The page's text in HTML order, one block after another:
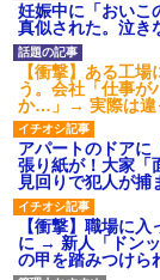
妊娠中に「おいこ
真似された。泣
【衝撃】ある工
う。会社「仕事が
か…」→ 実際は違
アパートのドアに
張り紙が！大家「
見回りで犯人が
【衝撃】職場に
に → 新人「ドン
の甲を踏みつけ